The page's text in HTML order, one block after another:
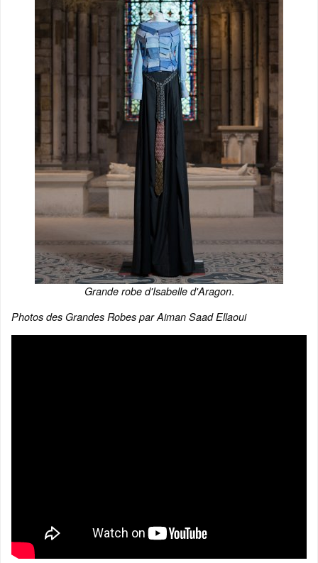
Grande robe d'Isabelle d'Aragon.
Photos des Grandes Robes par Aiman Saad Ellaoui